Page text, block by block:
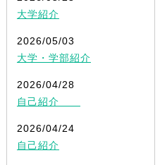
大学紹介
2026/05/03
大学・学部紹介
2026/04/28
自己紹介
2026/04/24
自己紹介